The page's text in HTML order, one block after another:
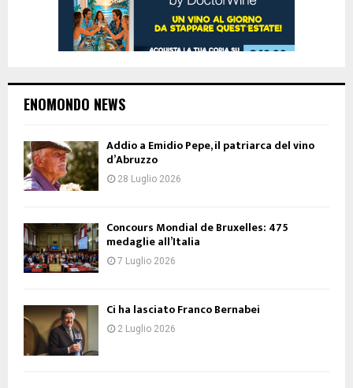
ENOMONDO NEWS
Addio a Emidio Pepe, il patriarca del vino
d’Abruzzo
28 Luglio 2026
Concours Mondial de Bruxelles: 475
medaglie all’Italia
7 Luglio 2026
Ci ha lasciato Franco Bernabei
2 Luglio 2026